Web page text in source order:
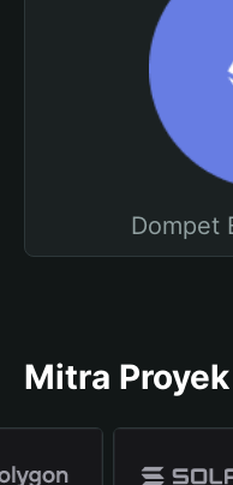
Dompet
Mitra Proyek